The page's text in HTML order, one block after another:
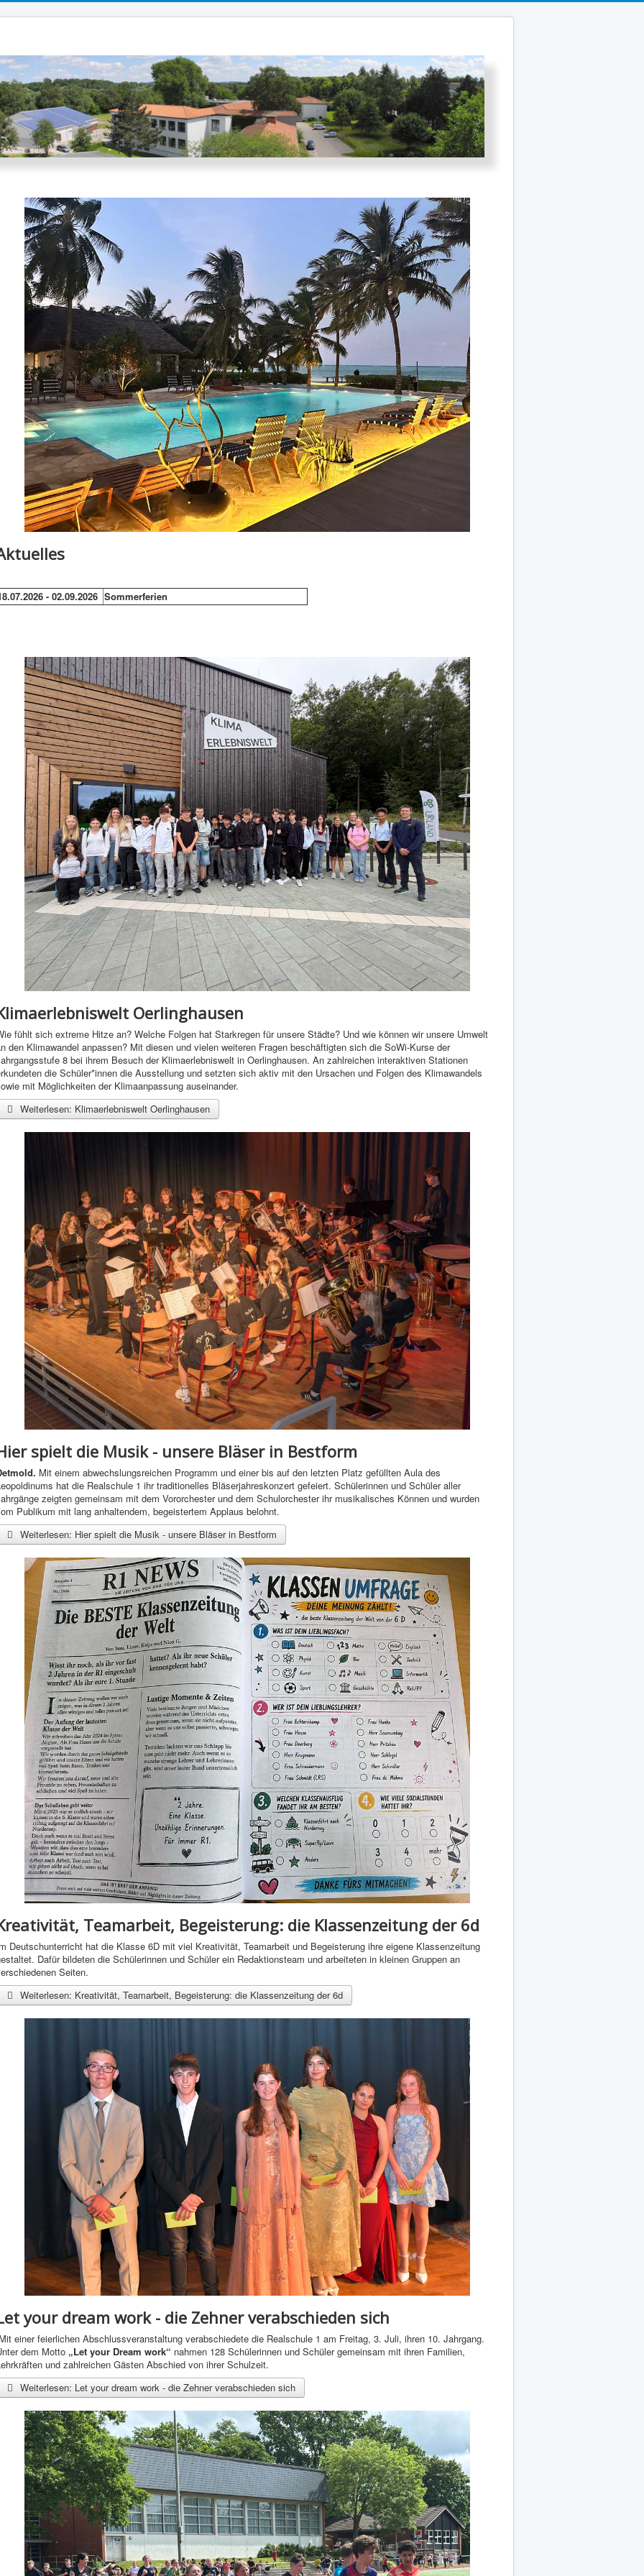
- 02.09.2026 Sommerferien
Oerlinghausen
fühlt sich extreme Hitze an? Welche Folgen hat Starkregen für unsere Städte? Und wie können wir unsere Umwelt
den Klimawandel anpassen? Mit diesen und vielen weiteren Fragen beschäftigten sich die SoWi-Kurse der
8 bei ihrem Besuch der Klimaerlebniswelt in Oerlinghausen. An zahlreichen interaktiven Stationen
die Schüler*innen die Ausstellung und setzten sich aktiv mit den Ursachen und Folgen des Klimawandels
mit Möglichkeiten der Klimaanpassung auseinander.
Weiterlesen: Klimaerlebniswelt Oerlinghausen
spielt die Musik - unsere Bläser in Bestform
Mit einem abwechslungsreichen Programm und einer bis auf den letzten Platz gefüllten Aula des
hat die Realschule 1 ihr traditionelles Bläserjahreskonzert gefeiert. Schülerinnen und Schüler aller
zeigten gemeinsam mit dem Vororchester und dem Schulorchester ihr musikalisches Können und wurden
Publikum mit lang anhaltendem, begeistertem Applaus belohnt.
Weiterlesen: Hier spielt die Musik - unsere Bläser in Bestform
Teamarbeit, Begeisterung: die Klassenzeitung der 6d
Deutschunterricht hat die Klasse 6D mit viel Kreativität, Teamarbeit und Begeisterung ihre eigene Klassenzeitung
Dafür bildeten die Schülerinnen und Schüler ein Redaktionsteam und arbeiteten in kleinen Gruppen an
Seiten.
Weiterlesen: Kreativität, Teamarbeit, Begeisterung: die Klassenzeitung der 6d
your dream work - die Zehner verabschieden sich
einer feierlichen Abschlussveranstaltung verabschiedete die Realschule 1 am Freitag, 3. Juli, ihren 10. Jahrgang.
dem Motto „Let your Dream work“ nahmen 128 Schülerinnen und Schüler gemeinsam mit ihren Familien,
und zahlreichen Gästen Abschied von ihrer Schulzeit.
Weiterlesen: Let your dream work - die Zehner verabschieden sich